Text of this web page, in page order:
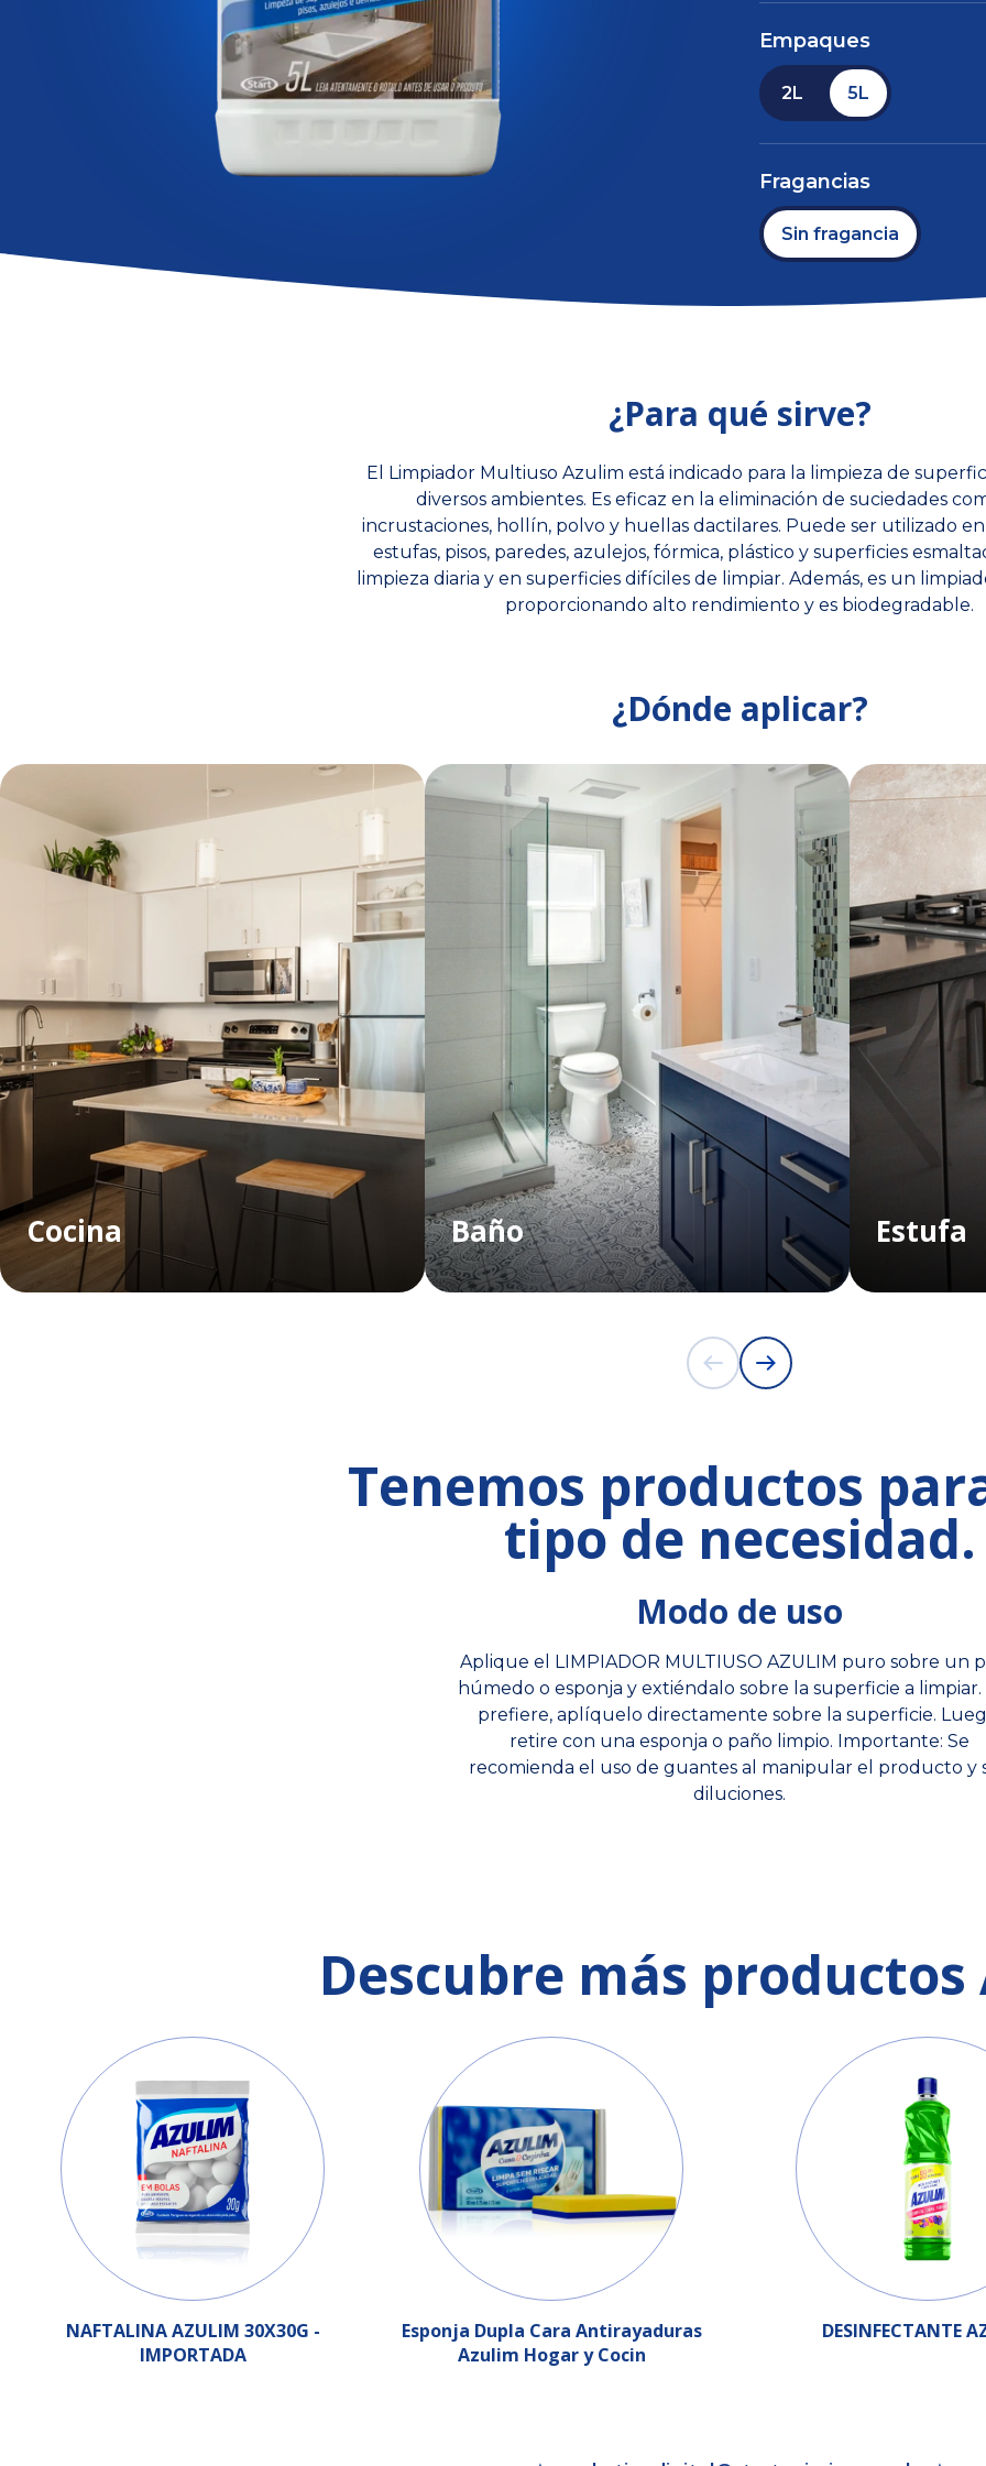
Empaques
2L 5L
Fragancias
Sin fragancia
¿Para qué sirve?
El Limpiador Multiuso Azulim está indicado para la limpieza de
diversos ambientes. Es eficaz en la eliminación de suciedades
incrustaciones, hollín, polvo y huellas dactilares. Puede ser utilizado en
estufas, pisos, paredes, azulejos, fórmica, plástico y superficies
limpieza diaria y en superficies difíciles de limpiar. Además, es un
proporcionando alto rendimiento y es biodegradable.
¿Dónde aplicar?
Cocina Baño Estufa
Tenemos productos
tipo de necesidad.
Modo de uso
Aplique el LIMPIADOR MULTIUSO AZULIM puro sobre un
húmedo o esponja y extiéndalo sobre la superficie a limpiar.
prefiere, aplíquelo directamente sobre la superficie.
retire con una esponja o paño limpio. Importante: Se
recomienda el uso de guantes al manipular el producto y
diluciones.
Descubre más
NAFTALINA AZULIM 30X30G -
IMPORTADA
Esponja Dupla Cara Antirayaduras
Azulim Hogar y Cocin
DESINFECTANTE